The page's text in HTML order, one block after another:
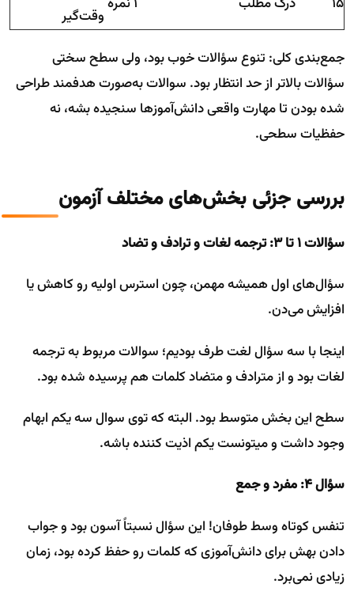
وقت‌گیر
جمع‌بندی کلی: تنوع سؤالات خوب بود، ولی سطح سختی
سؤالات بالاتر از حد انتظار بود. سوالات به‌صورت هدفمند طراحی
شده بودن تا مهارت واقعی دانش‌آموزها سنجیده بشه، نه
حفظیات سطحی.
بررسی جزئی بخش‌های مختلف آزمون
سؤالات ۱ تا ۳: ترجمه لغات و ترادف و تضاد
سؤال‌های اول همیشه مهمن، چون استرس اولیه رو کاهش یا
افزایش می‌دن.
اینجا با سه سؤال لغت طرف بودیم؛ سوالات مربوط به ترجمه
لغات بود و از مترادف و متضاد کلمات هم پرسیده شده بود.
سطح این بخش متوسط بود. البته که توی سوال سه یکم ابهام
وجود داشت و میتونست یکم اذیت کننده باشه.
سؤال ۴: مفرد و جمع
تنفس کوتاه وسط طوفان! این سؤال نسبتاً آسون بود و جواب
دادن بهش برای دانش‌آموزی که کلمات رو حفظ کرده بود، زمان
زیادی نمی‌برد.